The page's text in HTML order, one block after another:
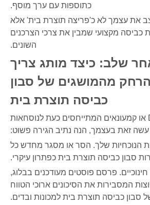
כתוספות עם ערך מוסף.
את עצמך לא כ'פריצה תוצרת בית' אלא
כביסה מקצועי שמבין את צרכי הצרכנים
השונים.
שלב: כיצד מותג צריך
מהמושגים של סבון
כביסה תוצרת בית
עבור מותגי DTC או קמעונאים המתייחסים כעת לנוסחאות
עשה זאת בעצמך, הנה נתיב הגירה פשוט:
הנוכחיות שלך. הסר או מסגר מחדש כל
סבון כביסה תוצרת בית כפתרון עיקרי.
חינוכיים. פרסם פוסטים מעודכנים בבלוג,
המסבירות את הסיכונים ארוכי הטווח
סבון כביסה תוצרת בית למכונות ובדים.